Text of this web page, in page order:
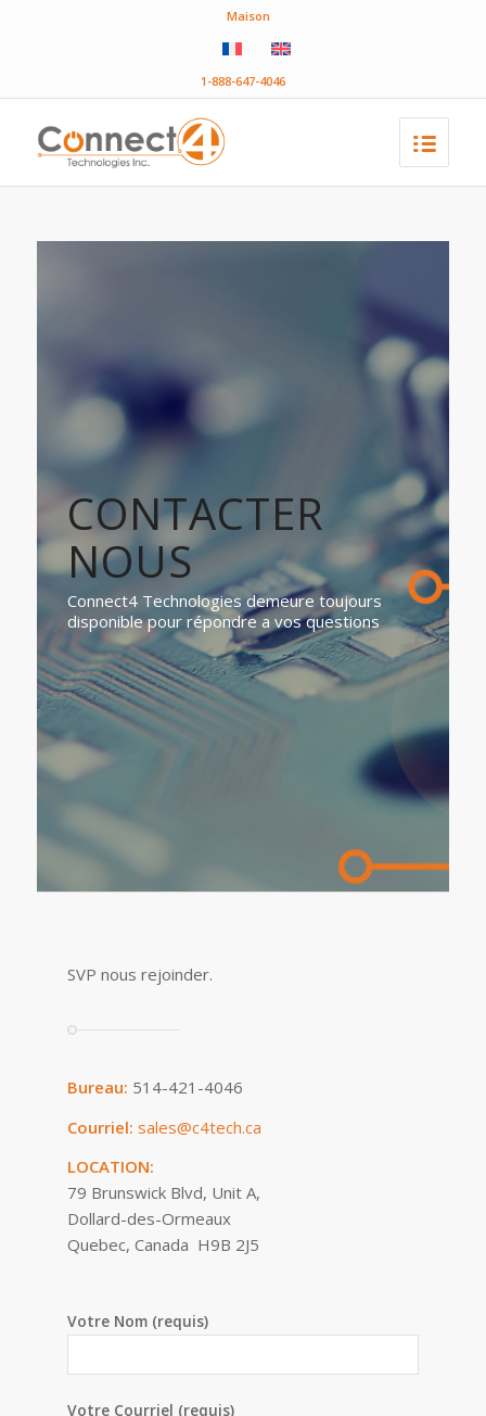
Maison
1-888-647-4046
CONTACTER
NOUS
Connect4 Technologies demeure toujours
disponible pour répondre a vos questions
SVP nous rejoinder.
Bureau: 514-421-4046
Courriel:sales@c4tech.ca
LOCATION:
79 Brunswick Blvd, Unit A,
Dollard-des-Ormeaux
Quebec, Canada H9B 2J5
Votre Nom (requis)
Votre Courriel (requis)